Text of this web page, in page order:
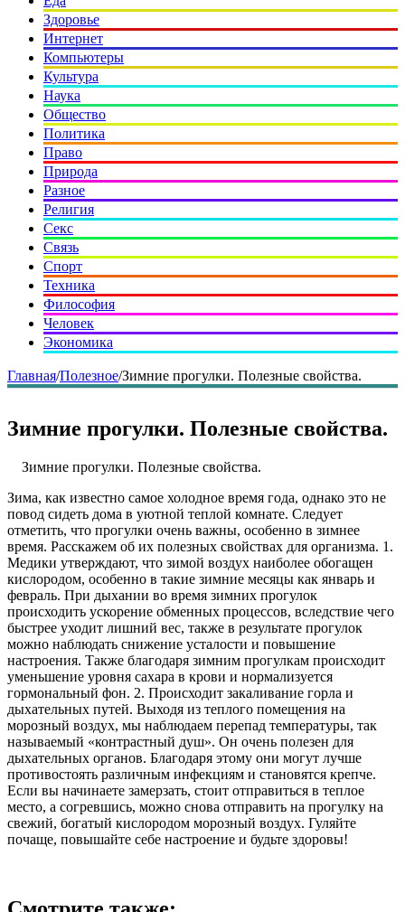
Здоровье
Интернет
Компьютеры
Культура
Наука
Общество
Политика
Право
Природа
Разное
Религия
Секс
Связь
Спорт
Техника
Философия
Человек
Экономика
Главная/Полезное/Зимние прогулки. Полезные свойства.
Зимние прогулки. Полезные свойства.
Зимние прогулки. Полезные свойства.
Зима, как известно самое холодное время года, однако это не
повод сидеть дома в уютной теплой комнате. Следует
отметить, что прогулки очень важны, особенно в зимнее
время. Расскажем об их полезных свойствах для организма. 1.
Медики утверждают, что зимой воздух наиболее обогащен
кислородом, особенно в такие зимние месяцы как январь и
февраль. При дыхании во время зимних прогулок
происходить ускорение обменных процессов, вследствие чего
быстрее уходит лишний вес, также в результате прогулок
можно наблюдать снижение усталости и повышение
настроения. Также благодаря зимним прогулкам происходит
уменьшение уровня сахара в крови и нормализуется
гормональный фон. 2. Происходит закаливание горла и
дыхательных путей. Выходя из теплого помещения на
морозный воздух, мы наблюдаем перепад температуры, так
называемый «контрастный душ». Он очень полезен для
дыхательных органов. Благодаря этому они могут лучше
противостоять различным инфекциям и становятся крепче.
Если вы начинаете замерзать, стоит отправиться в теплое
место, а согревшись, можно снова отправить на прогулку на
свежий, богатый кислородом морозный воздух. Гуляйте
почаще, повышайте себе настроение и будьте здоровы!